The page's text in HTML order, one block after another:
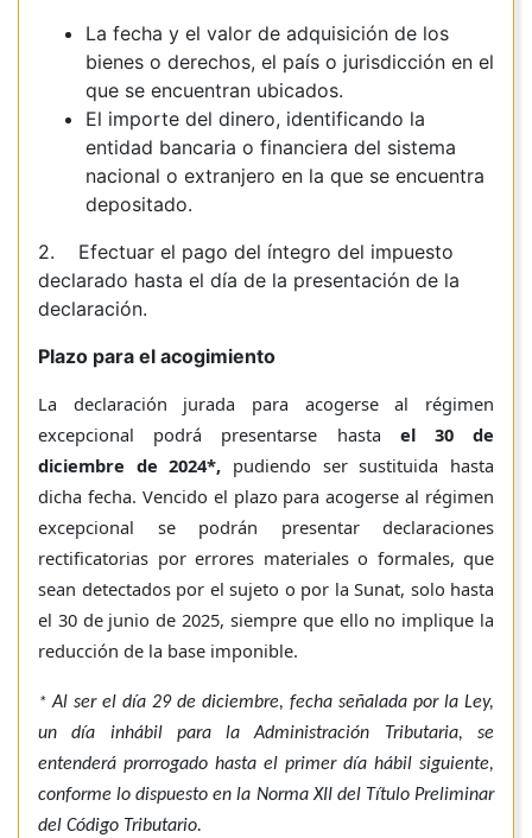
La fecha y el valor de adquisición de los
bienes o derechos, el país o jurisdicción en el
que se encuentran ubicados.
El importe del dinero, identificando la
entidad bancaria o financiera del sistema
nacional o extranjero en la que se encuentra
depositado.
2. Efectuar el pago del íntegro del impuesto
declarado hasta el día de la presentación de la
declaración.
Plazo para el acogimiento
La declaración jurada para acogerse al régimen
excepcional podrá presentarse hasta el 30 de
diciembre de 2024*, pudiendo ser sustituida hasta
dicha fecha. Vencido el plazo para acogerse al régimen
excepcional se podrán presentar declaraciones
rectificatorias por errores materiales o formales, que
sean detectados por el sujeto o por la Sunat, solo hasta
el 30 de junio de 2025, siempre que ello no implique la
reducción de la base imponible.
* Al ser el día 29 de diciembre, fecha señalada por la Ley,
un día inhábil para la Administración Tributaria, se
entenderá prorrogado hasta el primer día hábil siguiente,
conforme lo dispuesto en la Norma XII del Título Preliminar
del Código Tributario.